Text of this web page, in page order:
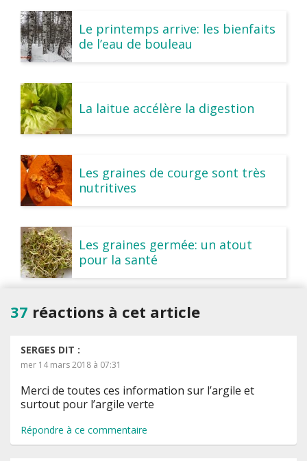
Le printemps arrive: les bienfaits
de l’eau de bouleau
La laitue accélère la digestion
Les graines de courge sont très
nutritives
Les graines germée: un atout
pour la santé
37 réactions à cet article
SERGES DIT :
mer 14 mars 2018 à 07:31
Merci de toutes ces information sur l’argile et
surtout pour l’argile verte
Répondre à ce commentaire